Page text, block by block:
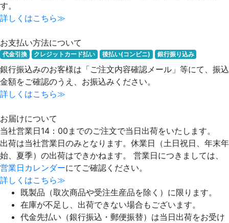
す。
詳しくはこちら≫
お支払い方法について
代金引換 クレジットカード払い 後払い(コンビニ) 銀行振り込み
銀行振込みのお客様は「ご注文内容確認メール」等にて、振込
金額をご確認のうえ、お振込みください。
詳しくはこちら≫
お届けについて
当社営業日14：00までのご注文で当日出荷をいたします。
出荷は当社営業日のみとなります。休業日（土日祝日、年末年
始、夏季）の出荷はできかねます。 営業日につきましては、
営業日カレンダーにてご確認ください。
詳しくはこちら≫
既製品（取次商品や受注生産品を除く）に限ります。
在庫が不足し、出荷できない場合もございます。
代金先払い（銀行振込・郵便振替）は当日出荷をお受け